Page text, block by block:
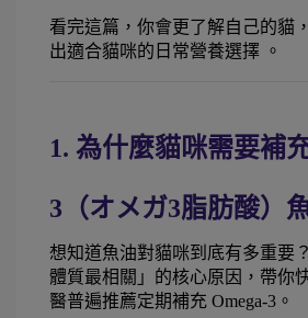
看完這篇，你會更了解自己的貓
出適合貓咪的日常營養選擇 。
1. 為什麼貓咪需要補
3（オメガ3脂肪酸）
想知道魚油對貓咪到底有多重要
體質最相關」的核心原因，帶你
醫普遍推薦定期補充 Omega-3。